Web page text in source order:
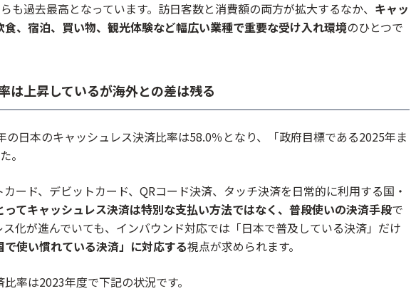
Webプラン
も過去最高となっています。訪日客数と消費額の両方が拡大するなか、 キャッ
、宿泊、買い物、観光体験など幅広い業種で重要な受け入れ環境のひとつで
は上昇しているが海外との差は残る
の日本のキャッシュレス決済比率は58.0％となり、「政府目標である2025年ま
。
ード、デビットカード、QRコード決済、タッチ決済を日常的に利用する国・
ってキャッシュレス決済は特別な支払い方法ではなく、普段使いの決済手段で
化が進んでいても、インバウンド対応では「日本で普及している決済」だけ
で使い慣れている決済」に対応する視点が求められます。
率は2023年度で下記の状況です。